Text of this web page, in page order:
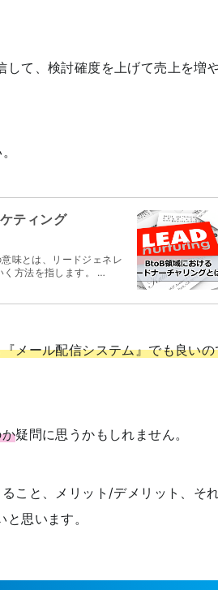
して、検討確度を上げて売上を増
ティング
味とは、リードジェネレ
く方法を指します。 …
メール配信システム』でも良いの
疑問に思うかもしれません。
こと、メリット/デメリット、そ
思います。